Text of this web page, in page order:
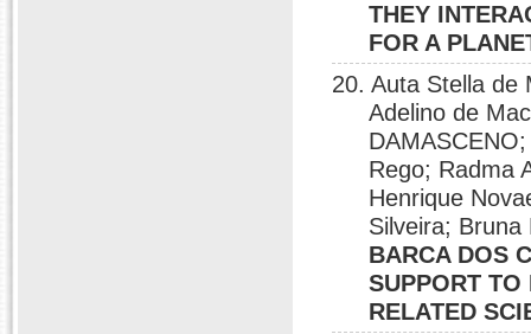
THEY
FOR A
20. Auta Stella de
Adelino de
Rego; Radma
Henrique
Silveira;
BARCA DOS
SUPPORT
RELATED